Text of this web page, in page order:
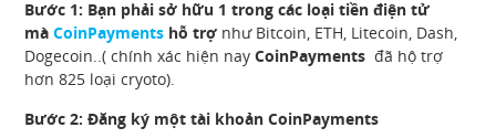
Bước 1: Bạn phải sở hữu 1 trong các loại tiền điện tử
màCoinPayments hỗ trợ như Bitcoin, ETH, Litecoin, Dash,
Dogecoin..( chính xác hiện nayCoinPayments đã hộ trợ
hơn 825 loại cryoto).
Bước 2: Đăng ký một tài khoản CoinPayments